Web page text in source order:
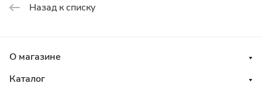
Назад к списку
О магазине
Каталог